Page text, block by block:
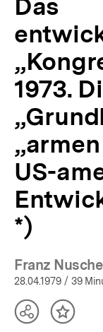
APuZ
17/1979
bpb.de
Das
1973.
US-
*)
Franz
28.04.1979 / 39
TeilenInhalt